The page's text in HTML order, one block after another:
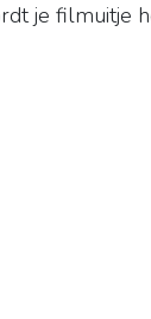
je filmuitje